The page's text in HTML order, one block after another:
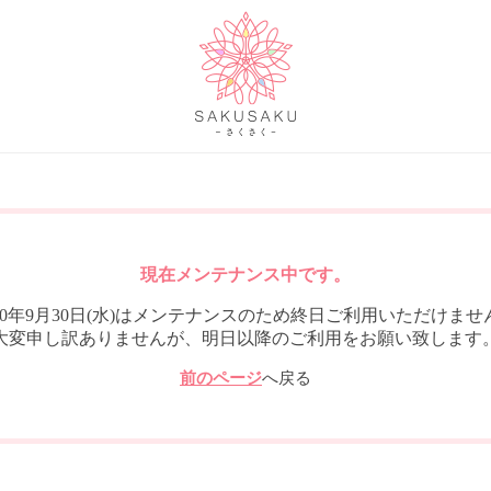
現在メンテナンス中です。
年9月30日(水)はメンテナンスのため終日ご利用いただけませ
変申し訳ありませんが、明日以降のご利用をお願い致します
前のページへ戻る